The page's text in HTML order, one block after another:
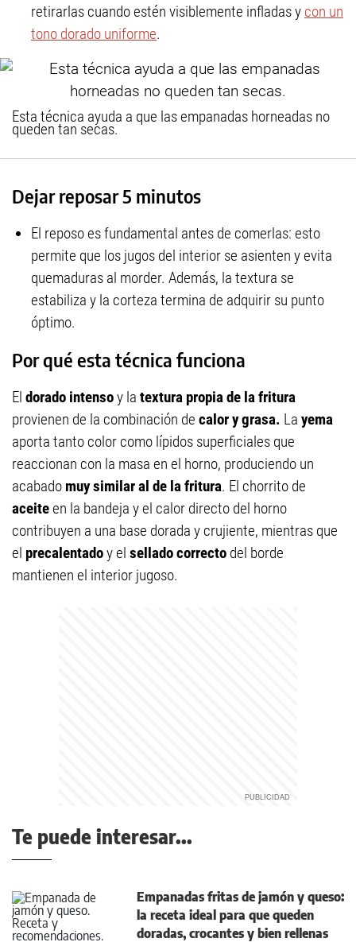
retirarlas cuando estén visiblemente infladas y con un
tono dorado uniforme.
Esta técnica ayuda a que las empanadas horneadas no
queden tan secas.
Dejar reposar 5 minutos
El reposo es fundamental antes de comerlas: esto
permite que los jugos del interior se asienten y evita
quemaduras al morder. Además, la textura se
estabiliza y la corteza termina de adquirir su punto
óptimo.
Por qué esta técnica funciona
El dorado intensoy la textura propia de la fritura
provienen de la combinación de calor y grasa. La yema
aporta tanto color como lípidos superficiales que
reaccionan con la masa en el horno, produciendo un
acabado muy similar al de la fritura. El chorrito de
aceiteen la bandeja y el calor directo del horno
contribuyen a una base dorada y crujiente, mientras que
el precalentadoy el sellado correcto del borde
mantienen el interior jugoso.
Te puede interesar...
Empanadas fritas de jamón y queso:
la receta ideal para que queden
doradas, crocantes y bien rellenas